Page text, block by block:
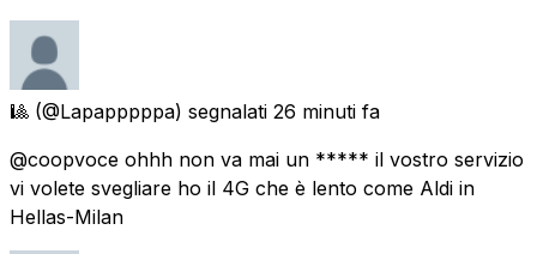
🎱 (@Lapapppppa) segnalati 26 minuti fa
@coopvoce ohhh non va mai un ***** il vostro servizio
vi volete svegliare ho il 4G che è lento come Aldi in
Hellas-Milan